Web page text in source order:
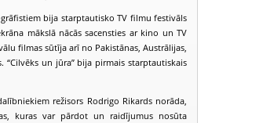
PUBLISKAJĀS
BIBLIOTĒKĀS
bija starptautisko TV filmu festivāls
mākslā nācās sacensties ar kino un TV
filmas sūtīja arī no Pakistānas, Austrālijas,
“Cilvēks un jūra” bija pirmais starptautiskais
režisors Rodrigo Rikards norāda,
kuras var pārdot un raidījumus nosūta